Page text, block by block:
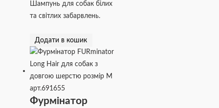
Шампунь для собак білих
та світлих забарвлень.
Додати в кошик
Фурмінатор